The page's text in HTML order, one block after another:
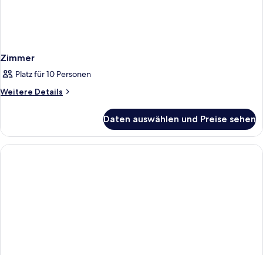
Zimmer
Platz für 10 Personen
Weitere Details
Weitere
Daten auswählen und Preise sehen